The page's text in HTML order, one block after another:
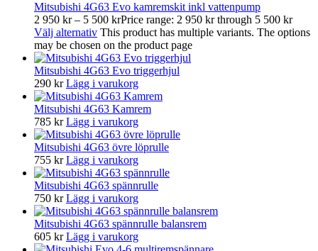
Mitsubishi 4G63 Evo kamremskit inkl vattenpump
2 950 kr – 5 500 krPrice range: 2 950 kr through 5 500 kr
Välj alternativ This product has multiple variants. The options
may be chosen on the product page
Mitsubishi 4G63 Evo triggerhjul
290 kr Lägg i varukorg
Mitsubishi 4G63 Kamrem
785 kr Lägg i varukorg
Mitsubishi 4G63 övre löprulle
755 kr Lägg i varukorg
Mitsubishi 4G63 spännrulle
750 kr Lägg i varukorg
Mitsubishi 4G63 spännrulle balansrem
605 kr Lägg i varukorg